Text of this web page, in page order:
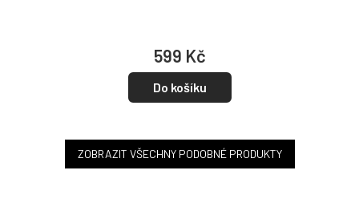
599 Kč
Do košíku
ZOBRAZIT VŠECHNY PODOBNÉ PRODUKTY